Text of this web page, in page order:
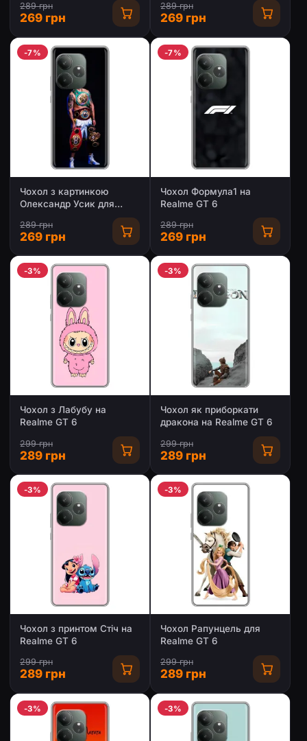
289 грн
269 грн
289 грн
269 грн
-7%
Чохол з картинкою
Олександр Усик для
289 грн
269 грн
-7%
Чохол Формула1 на
Realme GT 6
289 грн
269 грн
-3%
Чохол з Лабубу на
Realme GT 6
299 грн
289 грн
-3%
Чохол як приборкати
дракона на Realme GT 6
299 грн
289 грн
-3%
Чохол з принтом Стіч на
Realme GT 6
299 грн
289 грн
-3%
Чохол Рапунцель для
Realme GT 6
299 грн
289 грн
-3% -3%